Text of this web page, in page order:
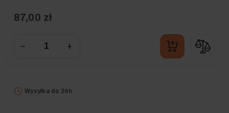
87,00 zł
− +
Wysyłka do 24h